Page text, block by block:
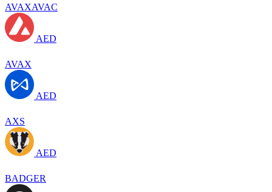
AVAXAVAC
AED
AVAX
AED
AXS
AED
BADGER